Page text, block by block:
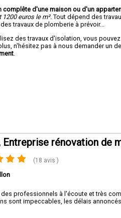
complête d'une maison ou d'un
1200 euros le m². Tout dépend des
travaux de plomberie à prévoir...
des travaux d'isolation, vous
n'hésitez pas à nous demander un
Entreprise rénovation
(18 avis )
des professionnels à l'écoute et très
sont impeccables, les délais